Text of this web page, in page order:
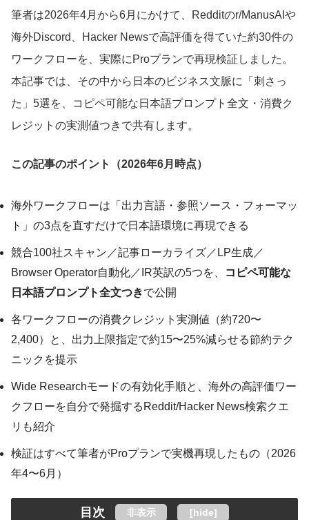
筆者は2026年4月から6月にかけて、Redditのr/ManusAIや
海外Discord、Hacker Newsで高評価を得ていた約30件の
ワークフローを、実際にProプランで再現検証しました。
本記事では、その中から日本のビジネス文脈に「刺さっ
た」5選を、コピペ可能な日本語プロンプト全文・消費ク
レジットの実測値つきで共有します。
この記事のポイント（2026年6月時点）
海外ワークフローは「出力言語・参照ソース・フォーマッ
ト」の3点を直すだけで日本語環境に再現できる
競合100社スキャン／記事ローカライズ／LP生成／
Browser Operator自動化／IR英訳の5つを、
コピペ可能な
日本語プロンプト全文つきで公開
各ワークフローの消費クレジット実測値（約720〜
2,400）と、出力上限指定で約15〜25%減らせる節約テク
ニックを提示
Wide Researchモードの有効化手順と、海外の高評価ワー
クフローを自分で発掘するReddit/Hacker News検索クエ
リも紹介
検証はすべて筆者がProプランで実機再現したもの（2026
年4〜6月）
目次 非表示 [hide]